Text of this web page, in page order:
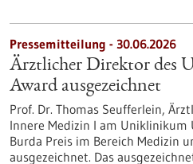
Pressemitteilung - 30.06.2026
Ärztlicher Direktor des
Award ausgezeichnet
Prof. Dr. Thomas Seufferlein,
Innere Medizin I am
Burda Preis im Bereich Medizin
ausgezeichnet. Das